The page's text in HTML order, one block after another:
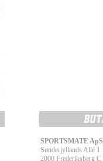
SPORTSMATE ApS
Sønderjyllands Allé 1
2000 Frederiksberg C